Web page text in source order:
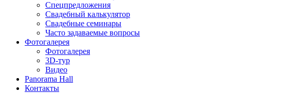
Спецпредложения
Свадебный калькулятор
Свадебные семинары
Часто задаваемые вопросы
Фотогалерея
Фотогалерея
3D-тур
Видео
Panorama Hall
Контакты